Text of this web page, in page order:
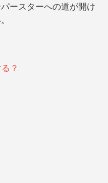
ースターへの道が開け
？